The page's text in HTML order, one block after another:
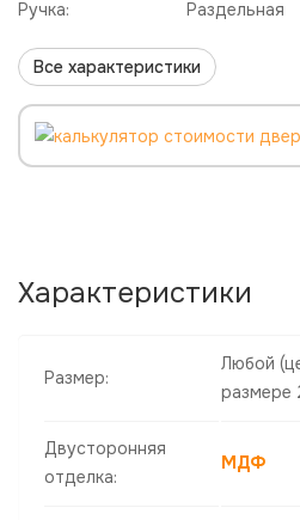
Ручка:
Раздельная
Все характеристики
Характеристики
Размер:
Любой
Двусторонняя
отделка:
МДФ